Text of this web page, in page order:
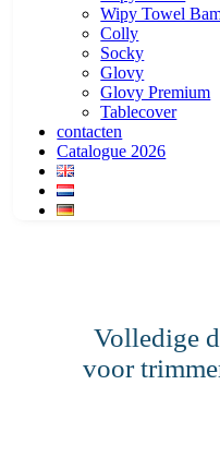
Wipy Towel
Colly
Socky
Glovy
Glovy Premium
Tablecover
contacten
Catalogue 2026
Volledige
voor